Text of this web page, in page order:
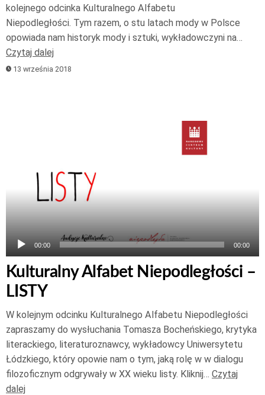
kolejnego odcinka Kulturalnego Alfabetu
Niepodległości. Tym razem, o stu latach mody w Polsce
opowiada nam historyk mody i sztuki, wykładowczyni na…
Czytaj dalej
13 września 2018
00:00 00:00
Kulturalny Alfabet Niepodległości –
LISTY
W kolejnym odcinku Kulturalnego Alfabetu Niepodległości
zapraszamy do wysłuchania Tomasza Bocheńskiego, krytyka
literackiego, literaturoznawcy, wykładowcy Uniwersytetu
Łódzkiego, który opowie nam o tym, jaką rolę w w dialogu
filozoficznym odgrywały w XX wieku listy. Kliknij… Czytaj
dalej